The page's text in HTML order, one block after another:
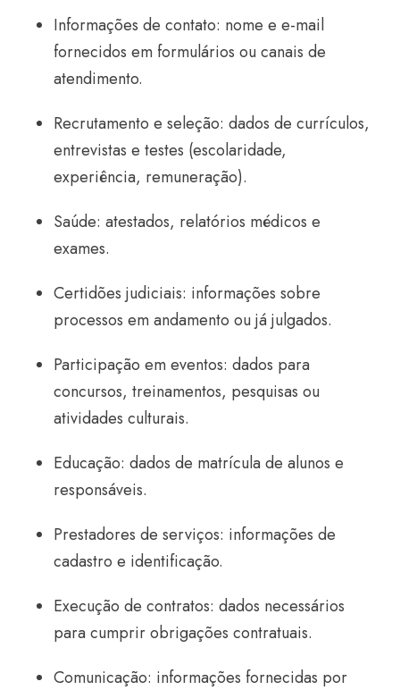
Informações de contato: nome e e-mail
fornecidos em formulários ou canais de
atendimento.
Recrutamento e seleção: dados de currículos,
entrevistas e testes (escolaridade,
experiência, remuneração).
Saúde: atestados, relatórios médicos e
exames.
Certidões judiciais: informações sobre
processos em andamento ou já julgados.
Participação em eventos: dados para
concursos, treinamentos, pesquisas ou
atividades culturais.
Educação: dados de matrícula de alunos e
responsáveis.
Prestadores de serviços: informações de
cadastro e identificação.
Execução de contratos: dados necessários
para cumprir obrigações contratuais.
Comunicação: informações fornecidas por